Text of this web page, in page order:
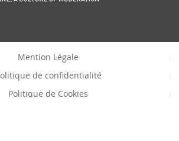
Mention Légale
de confidentialité
Politique de Cookies